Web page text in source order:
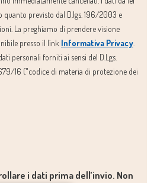
previsto dal D.lgs. 196/2003 e
La preghiamo di prendere visione
presso il link Informativa Privacy
personali forniti ai sensi del D.Lgs.
16 ("codice di materia di protezione dei
i dati prima dell’invio. Non